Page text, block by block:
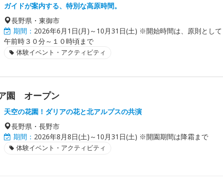
ガイドが案内する、特別な高原時間。
長野県・東御市
期間： 2026年6月1日(月)～10月31日(土) ※開始時間は、原則として
午前時３０分～１０時頃まで
体験イベント・アクティビティ
園 オープン
天空の花園！ダリアの花と北アルプスの共演
長野県・長野市
期間： 2026年8月8日(土)～10月31日(土) ※開園期間は降霜まで
体験イベント・アクティビティ